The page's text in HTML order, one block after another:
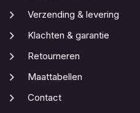
Verzending & levering
Klachten & garantie
Retourneren
Maattabellen
Contact